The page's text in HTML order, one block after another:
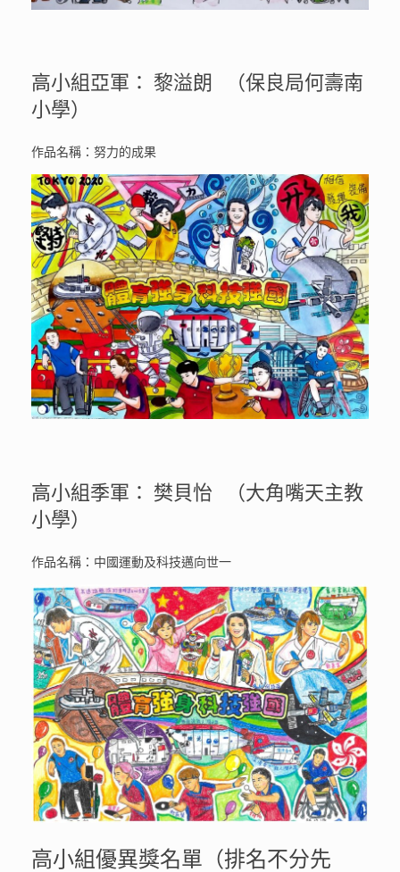
高小組亞軍： 黎溢朗 （保良局何壽南
小學）
作品名稱：努力的成果
高小組季軍： 樊貝怡 （大角嘴天主教
小學）
作品名稱：中國運動及科技邁向世一
高小組優異獎名單（排名不分先